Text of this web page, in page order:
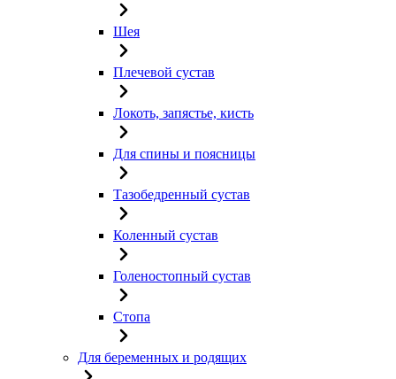
Шея
Плечевой сустав
Локоть, запястье, кисть
Для спины и поясницы
Тазобедренный сустав
Коленный сустав
Голеностопный сустав
Стопа
Для беременных и родящих